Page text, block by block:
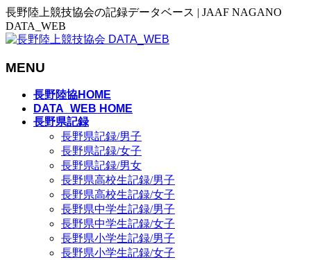
長野陸上競技協会の記録データベース | JAAF NAGANO
DATA_WEB
MENU
長野陸協HOME
DATA_WEB HOME
長野県記録
長野県記録/男子
長野県記録/女子
長野県記録/男女
長野県高校生記録/男子
長野県高校生記録/女子
長野県中学生記録/男子
長野県中学生記録/女子
長野県小学生記録/男子
長野県小学生記録/女子